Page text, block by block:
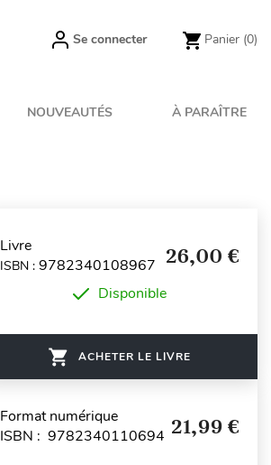
Se connecter Panier (0)
NOUVEAUTÉS À PARAÎTRE
Livre
ISBN : 9782340108967 26,00 €
Disponible
ACHETER LE LIVRE
Format numérique
ISBN : 9782340110694 21,99 €